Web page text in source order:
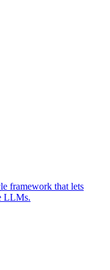
framework that lets
LLMs.